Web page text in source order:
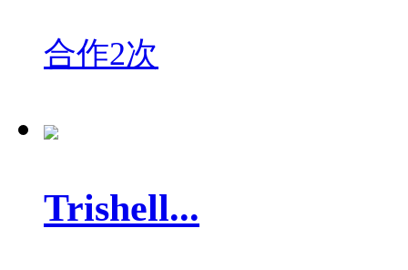
合作2次
Trishell...